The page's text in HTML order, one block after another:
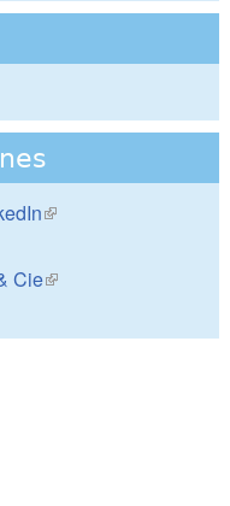
(le lien est externe)
lien est externe)
Cie(le lien est externe)